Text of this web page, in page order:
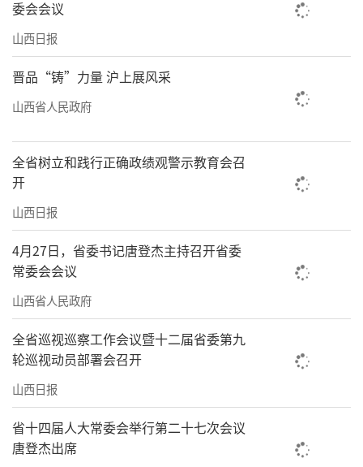
委会会议
山西日报
晋品“铸”力量 沪上展风采
山西省人民政府
全省树立和践行正确政绩观警示教育会召
开
山西日报
4月27日，省委书记唐登杰主持召开省委
常委会会议
山西省人民政府
全省巡视巡察工作会议暨十二届省委第九
轮巡视动员部署会召开
山西日报
省十四届人大常委会举行第二十七次会议
唐登杰出席